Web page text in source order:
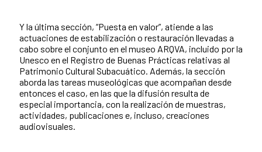
Y la última sección, “Puesta en valor”, atiende a las
actuaciones de estabilización o restauración llevadas a
cabo sobre el conjunto en el museo ARQVA, incluido por la
Unesco en el Registro de Buenas Prácticas relativas al
Patrimonio Cultural Subacuático. Además, la sección
aborda las tareas museológicas que acompañan desde
entonces el caso, en las que la difusión resulta de
especial importancia, con la realización de muestras,
actividades, publicaciones e, incluso, creaciones
audiovisuales.